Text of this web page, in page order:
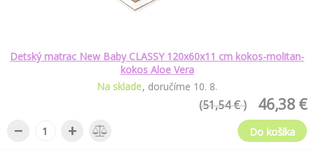
Detský matrac New Baby CLASSY 120x60x11 cm kokos-molitan-
kokos Aloe Vera
Na sklade doručíme 10. 8.
46,38 €
(51,54 € )
− + Do košíka